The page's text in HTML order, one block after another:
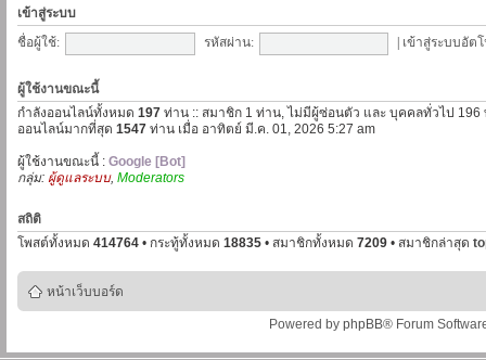
เข้าสู่ระบบ
ชื่อผู้ใช้:
รหัสผ่าน: เข้าสู่ระบบอัต
ผู้ใช้งานขณะนี้
กำลังออนไลน์ทั้งหมด 197 ท่าน :: สมาชิก 1 ท่าน, ไม่มีผู้ซ่อนตัว และ บุคคลทั่วไป
ออนไลน์มากที่สุด 1547 ท่าน เมื่อ อาทิตย์ มี.ค. 01, 2026 5:27 am
ผู้ใช้งานขณะนี้ : Google [Bot]
กลุ่ม: ผู้ดูแลระบบ, Moderators
สถิติ
โพสต์ทั้งหมด 414764 • กระทู้ทั้งหมด 18835 • สมาชิกทั้งหมด 7209 • สมาชิกล่าสุด
หน้าเว็บบอร์ด
Powered by phpBB® Forum